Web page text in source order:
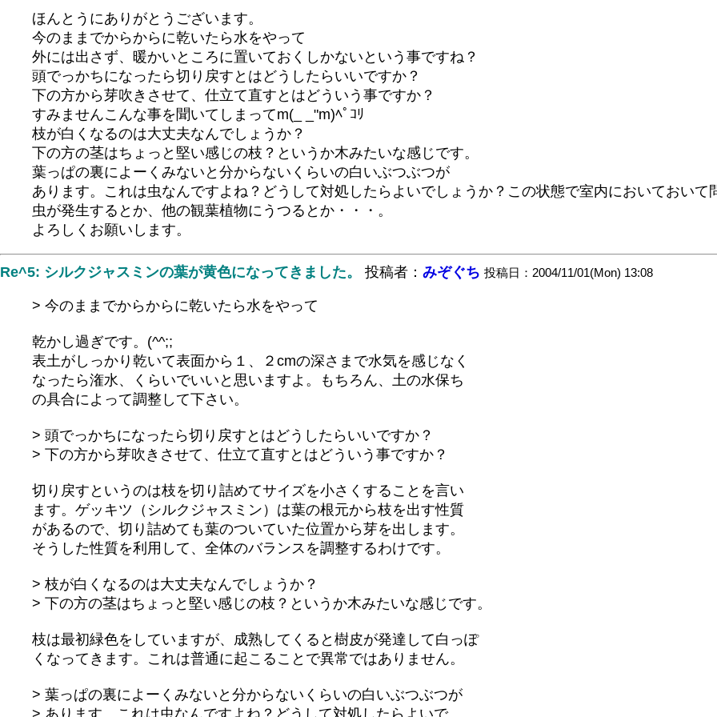
ほんとうにありがとうございます。
今のままでからからに乾いたら水をやって
外には出さず、暖かいところに置いておくしかないという事ですね？
頭でっかちになったら切り戻すとはどうしたらいいですか？
下の方から芽吹きさせて、仕立て直すとはどういう事ですか？
すみませんこんな事を聞いてしまってm(_ _"m)ﾍﾟｺﾘ
枝が白くなるのは大丈夫なんでしょうか？
下の方の茎はちょっと堅い感じの枝？というか木みたいな感じです。
葉っぱの裏によーくみないと分からないくらいの白いぶつぶつが
あります。これは虫なんですよね？どうして対処したらよいでしょうか？この状態で室内においておいて
虫が発生するとか、他の観葉植物にうつるとか・・・。
よろしくお願いします。
Re^5: シルクジャスミンの葉が黄色になってきました。 投稿者： みぞぐち 投稿日：2004/11/01(Mon) 13:08
> 今のままでからからに乾いたら水をやって
乾かし過ぎです。(^^;;
表土がしっかり乾いて表面から１、２cmの深さまで水気を感じなく
なったら潅水、くらいでいいと思いますよ。もちろん、土の水保ち
の具合によって調整して下さい。
> 頭でっかちになったら切り戻すとはどうしたらいいですか？
> 下の方から芽吹きさせて、仕立て直すとはどういう事ですか？
切り戻すというのは枝を切り詰めてサイズを小さくすることを言い
ます。ゲッキツ（シルクジャスミン）は葉の根元から枝を出す性質
があるので、切り詰めても葉のついていた位置から芽を出します。
そうした性質を利用して、全体のバランスを調整するわけです。
> 枝が白くなるのは大丈夫なんでしょうか？
> 下の方の茎はちょっと堅い感じの枝？というか木みたいな感じです。
枝は最初緑色をしていますが、成熟してくると樹皮が発達して白っぽ
くなってきます。これは普通に起こることで異常ではありません。
> 葉っぱの裏によーくみないと分からないくらいの白いぶつぶつが
> あります。これは虫なんですよね？どうして対処したらよいで